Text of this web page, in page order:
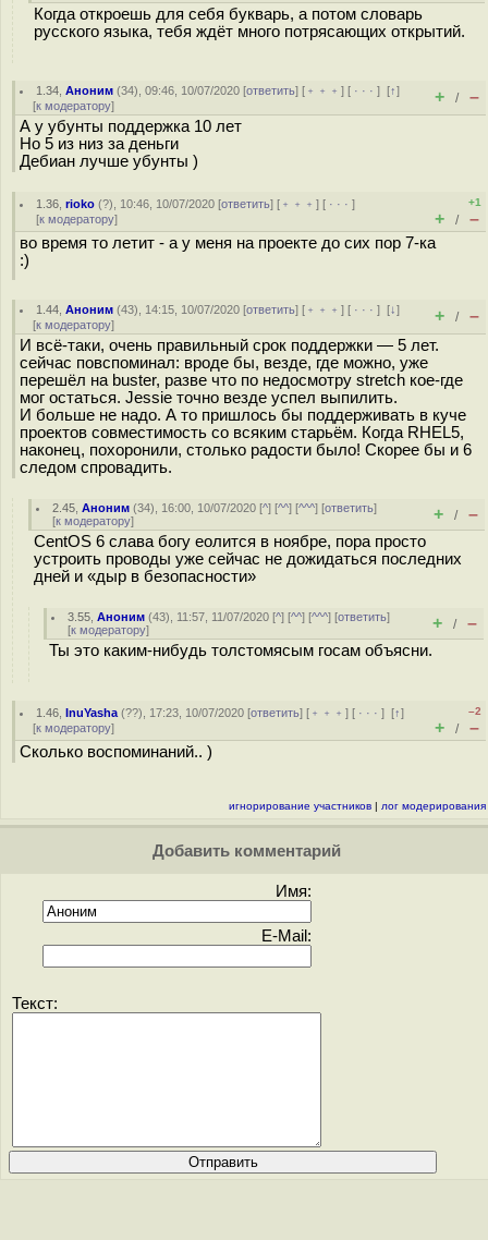
Когда откроешь для себя букварь, а потом словарь
русского языка, тебя ждёт много потрясающих открытий.
1.34 ,Аноним (34), 09:46, 10/07/2020 [ответить] [ ﹢﹢﹢] [ · · ·][↑]
[к модератору] + / –
А у убунты поддержка 10 лет
Но 5 из низ за деньги
Дебиан лучше убунты )
1.36 ,rioko (?), 10:46, 10/07/2020 [ответить] [ ﹢﹢﹢] [ · · ·]
[к модератору]
+1
+ / –
во время то летит - а у меня на проекте до сих пор 7-ка
:)
1.44 ,Аноним (43), 14:15, 10/07/2020 [ответить] [ ﹢﹢﹢] [ · · ·][↓]
[к модератору] + / –
И всё-таки, очень правильный срок поддержки — 5 лет.
сейчас повспоминал: вроде бы, везде, где можно, уже
перешёл на buster, разве что по недосмотру stretch кое-где
мог остаться. Jessie точно везде успел выпилить.
И больше не надо. А то пришлось бы поддерживать в куче
проектов совместимость со всяким старьём. Когда RHEL5,
наконец, похоронили, столько радости было! Скорее бы и 6
следом спровадить.
2.45 ,Аноним (34), 16:00, 10/07/2020 [^] [^^] [^^^] [ответить]
[к модератору] + / –
CentOS 6 слава богу еолится в ноябре, пора просто
устроить проводы уже сейчас не дожидаться последних
дней и «дыр в безопасности»
3.55 ,Аноним (43), 11:57, 11/07/2020 [^] [^^] [^^^] [ответить]
[к модератору] + / –
Ты это каким-нибудь толстомясым госам объясни.
1.46 ,InuYasha (??), 17:23, 10/07/2020 [ответить] [ ﹢﹢﹢] [ · · ·][↑]
[к модератору]
–2
+ / –
Сколько воспоминаний.. )
игнорирование участников | лог модерирования
Добавить комментарий
Имя:
E-Mail:
Текст: